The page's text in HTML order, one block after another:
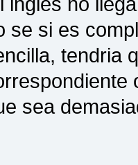
se si es
tendria
sea